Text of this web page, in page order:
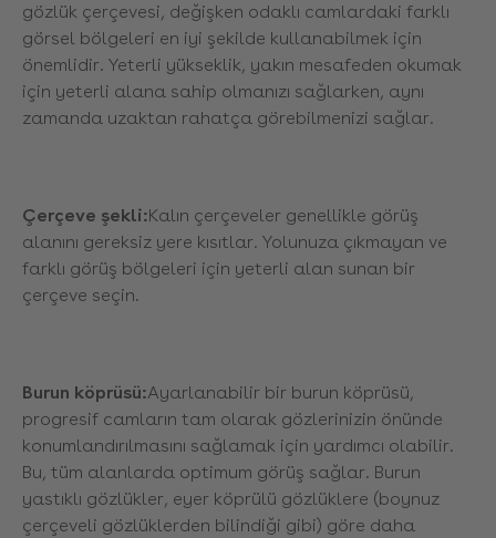
gözlük çerçevesi, değişken odaklı camlardaki farklı
görsel bölgeleri en iyi şekilde kullanabilmek için
önemlidir. Yeterli yükseklik, yakın mesafeden okumak
için yeterli alana sahip olmanızı sağlarken, aynı
zamanda uzaktan rahatça görebilmenizi sağlar.
Çerçeve şekli:Kalın çerçeveler genellikle görüş
alanını gereksiz yere kısıtlar. Yolunuza çıkmayan ve
farklı görüş bölgeleri için yeterli alan sunan bir
çerçeve seçin.
Burun köprüsü:Ayarlanabilir bir burun köprüsü,
progresif camların tam olarak gözlerinizin önünde
konumlandırılmasını sağlamak için yardımcı olabilir.
Bu, tüm alanlarda optimum görüş sağlar. Burun
yastıklı gözlükler, eyer köprülü gözlüklere (boynuz
çerçeveli gözlüklerden bilindiği gibi) göre daha